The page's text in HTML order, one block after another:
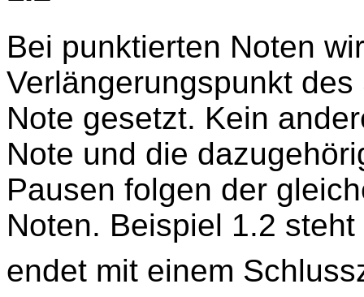
Bei punktierten Noten
Verlängerungspunkt
Note gesetzt. Kein
Note und die
Pausen folgen der
Noten. Beispiel 1.2
endet mit einem